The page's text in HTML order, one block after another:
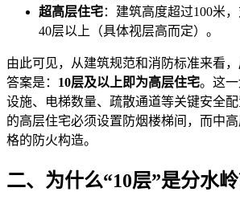
超高层住宅：建筑高度超过100米
40层以上（具体视层高而定）。
由此可见，从建筑规范和消防标准来看，
答案是： 10层及以上即为高层住宅。这
设施、电梯数量、疏散通道等关键安全
的高层住宅必须设置防烟楼梯间，而中
格的防火构造。
二、为什么“10层”是分水岭